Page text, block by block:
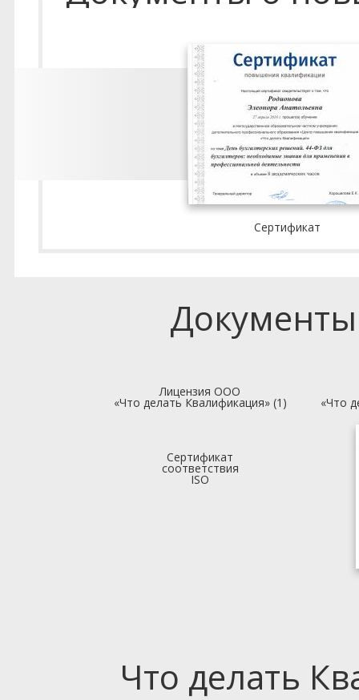
Сертификат
Лицензия ООО
«Что делать Квалификация» (1) «Что
Сертификат
соответствия
ISO
Что делать